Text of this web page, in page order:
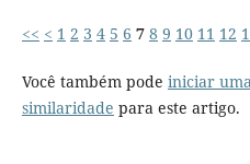
<< < 1 2 3 4 5 6 7 8 9 10 11 12
Você também pode iniciar
similaridade para este artigo.